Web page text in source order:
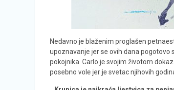
Nedavno je blaženim proglašen
upoznavanje jer se ovih dana pogotovo
pokojnika. Carlo je svojim životom
posebno vole jer je svetac njihovih